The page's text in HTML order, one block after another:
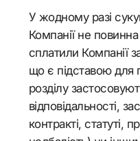
У жодному разі
Компанії не
сплатили Компанії
що є підставою для
розділу
відповідальності,
контракті, статуті,